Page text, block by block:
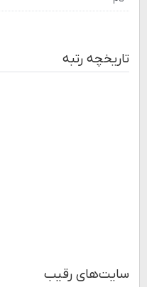
تاریخچه رتبه
سایت‌های رقیب